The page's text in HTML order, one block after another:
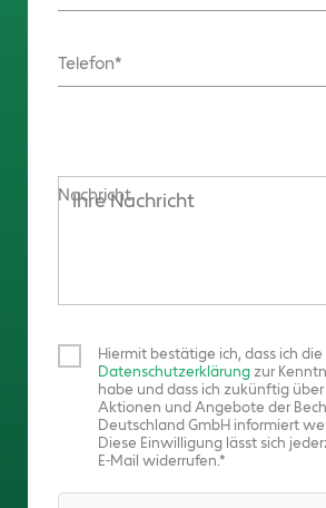
Telefon
Nachricht
Hiermit bestätige ich, dass ich die
Datenschutzerklärungzur
habe und dass ich zukünftig über
Aktionen und Angebote der
Deutschland GmbH informiert
Diese Einwilligung lässt sich
E-Mail widerrufen.